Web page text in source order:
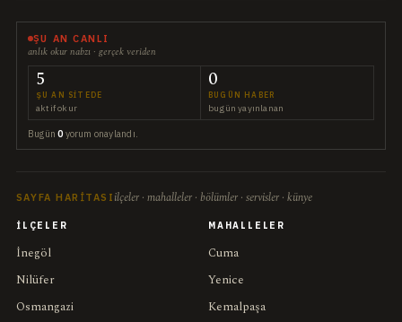
ŞU AN CANLI
anlık okur nabzı · gerçek veriden
5
ŞU AN SITEDE
aktif okur
0
BUGÜN HABER
bugün yayınlanan
Bugün0 yorum onaylandı.
SAYFA HARITASI ilçeler · mahalleler · bölümler · servisler · künye
İLÇELER
İnegöl
Nilüfer
Osmangazi
MAHALLELER
Cuma
Yenice
Kemalpaşa